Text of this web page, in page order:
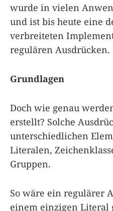
wurde in vielen
und ist bis heute eine
verbreiteten
regulären Ausdrücken.
Grundlagen
Doch wie genau
erstellt? Solche
unterschiedlichen
Literalen,
Gruppen.
So wäre ein regulärer
einem einzigen Literal